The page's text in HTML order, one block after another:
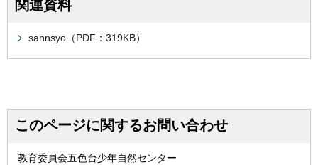
関連資料
sannsyo（PDF：319KB）
このページに関するお問い合わせ
教育委員会五色台少年自然センター